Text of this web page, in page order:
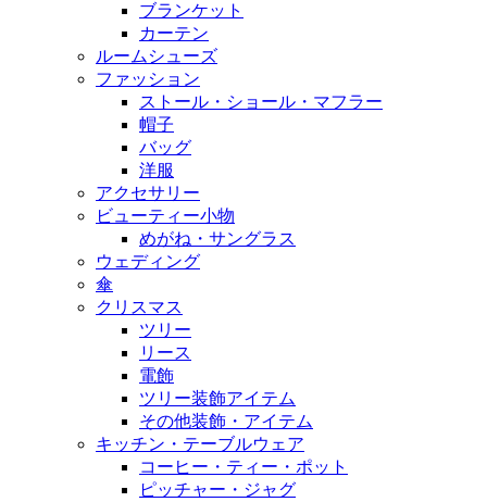
ブランケット
カーテン
ルームシューズ
ファッション
ストール・ショール・マフラー
帽子
バッグ
洋服
アクセサリー
ビューティー小物
めがね・サングラス
ウェディング
傘
クリスマス
ツリー
リース
電飾
ツリー装飾アイテム
その他装飾・アイテム
キッチン・テーブルウェア
コーヒー・ティー・ポット
ピッチャー・ジャグ